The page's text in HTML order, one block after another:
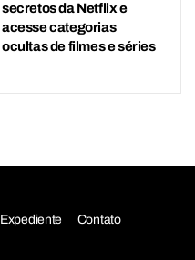
secretos da Netflix e
acesse categorias
ocultas de filmes e séries
Expediente Contato